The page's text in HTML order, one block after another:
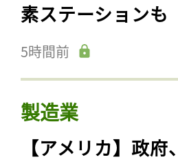
素ステーションも
5時間前
製造業
【アメリカ】政